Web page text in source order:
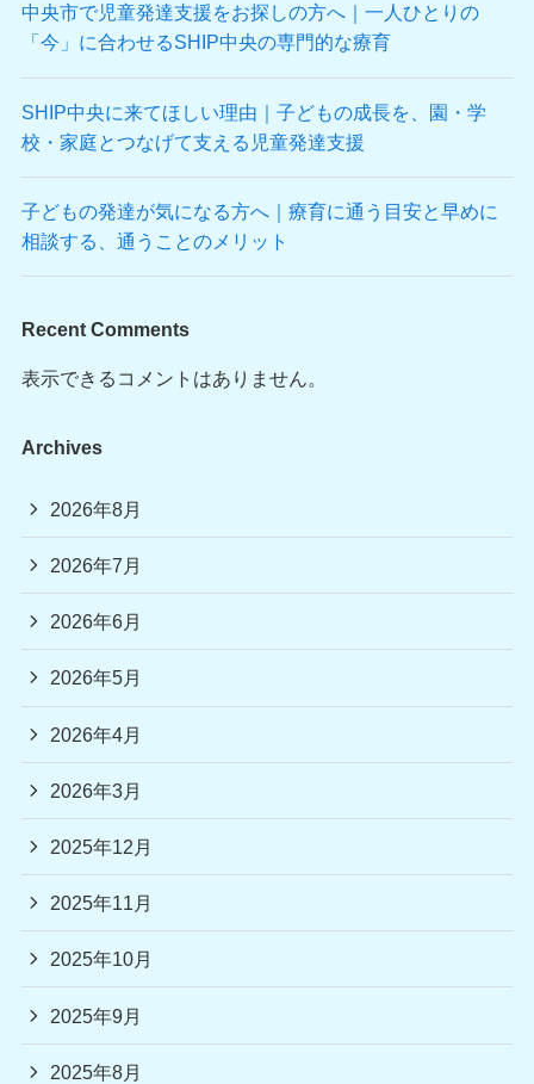
中央市で児童発達支援をお探しの方へ｜一人ひとりの
「今」に合わせるSHIP中央の専門的な療育
SHIP中央に来てほしい理由｜子どもの成長を、園・学
校・家庭とつなげて支える児童発達支援
子どもの発達が気になる方へ｜療育に通う目安と早めに
相談する、通うことのメリット
Recent Comments
表示できるコメントはありません。
Archives
2026年8月
2026年7月
2026年6月
2026年5月
2026年4月
2026年3月
2025年12月
2025年11月
2025年10月
2025年9月
2025年8月